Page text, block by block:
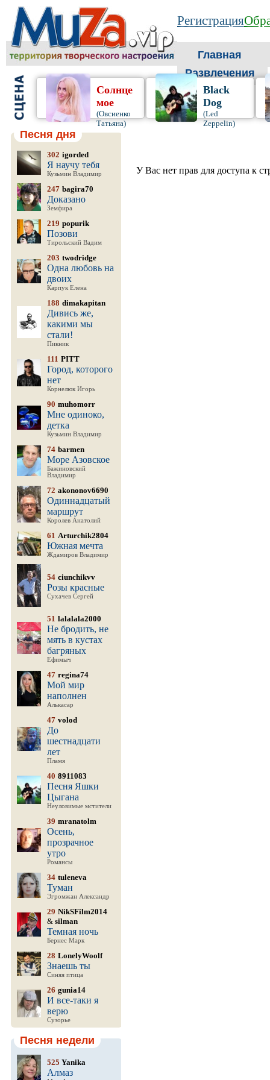
Регистрация
Главная
Развлечения
Солнце
мое
(Овсиенко
Татьяна)
Black
Dog
(Led
Zeppelin)
Песня дня
302 igorded
Я научу тебя
Кузьмин Владимир
247 bagira70
Доказано
Земфира
219 popurik
Позови
Тирольский Вадим
203 twodridge
Одна любовь на
двоих
Карпук Елена
188 dimakapitan
Дивись же,
какими мы
стали!
Пикник
111 PITT
Город, которого
нет
Корнелюк Игорь
90 muhomorr
Мне одиноко,
детка
Кузьмин Владимир
74 barmen
Море Азовское
Бажиновский
Владимир
72 akononov6690
Одиннадцатый
маршрут
Королев Анатолий
61 Arturchik2804
Южная мечта
Ждамиров Владимир
54 ciunchikvv
Розы красные
Сухачев Сергей
51 lalalala2000
Не бродить, не
мять в кустах
багряных
Ефимыч
47 regina74
Мой мир
наполнен
Алькасар
47 volod
До
шестнадцати
лет
Пламя
40 8911083
Песня Яшки
Цыгана
Неуловимые мстители
39 mranatolm
Осень,
прозрачное
утро
Романсы
34 tuleneva
Туман
Эгромжан Александр
29 NikSFilm2014
& silman
Темная ночь
Бернес Марк
28 LonelyWoolf
Знаешь ты
Синяя птица
26 gunia14
И все-таки я
верю
Сузорье
Песня недели
525 Yanika
Алмаз
У Вас нет прав для доступа к